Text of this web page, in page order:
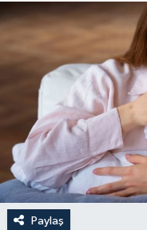
Paylaş
Haber Arşivi